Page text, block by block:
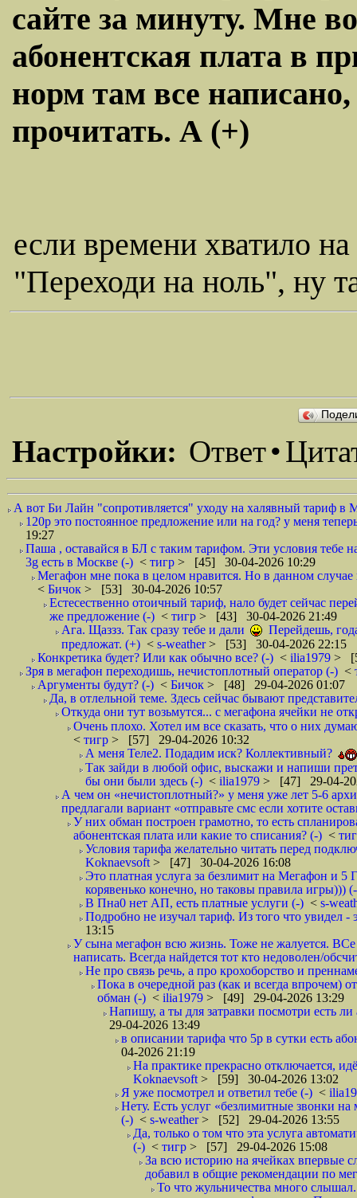
сайте за минуту. Мне
абонентская плата в
норм там все
прочитать. А (+)
если времени хватило
"Переходи на ноль", ну
Настройки: Ответ•
А вот Би Лайн "сопротивляется" уходу на халявный тариф в
120р это постоянное предложение или на год? у меня
19:27
Паша , оставайся в БЛ с таким тарифом. Эти условия
3g есть в Москве (-) < тигр > [45] 30-04-2026 10:29
Мегафон мне пока в целом нравится. Но в данном
< Бичок > [53] 30-04-2026 10:57
Естесественно отоичный тариф, нало будет сейчас
же предложение (-) < тигр > [43] 30-04-2026 21:49
Ага. Щаззз. Так сразу тебе и дали
Перейдешь,
предложат. (+) < s-weather> [53] 30-04-2026 22:15
Конкретика будет? Или как обычно все? (-) < ilia1979 >
Зря в мегафон переходишь, нечистоплотный оператор (-) <
Аргументы будут? (-) < Бичок > [48] 29-04-2026 01:07
Да, в отлельной теме. Здесь сейчас бывают
Откуда они тут возьмутся... с мегафона ячейки не
Очень плохо. Хотел им все сказать, что о них
< тигр > [57] 29-04-2026 10:32
А меня Теле2. Подадим иск? Коллективный?
Так зайди в любой офис, выскажи и напиши
бы они были здесь (-) < ilia1979 > [47] 29-04-
А чем он «нечистоплотный?» у меня уже лет 5-6
предлагали вариант «отправьте смс если хотите
У них обман построен грамотно, то есть
абонентская плата или какие то списания? (-) <
Условия тарифа желательно читать перед
Koknaevsoft > [47] 30-04-2026 16:08
Это платная услуга за безлимит на Мегафон и
корявенько конечно, но таковы правила игры)))
В Пна0 нет АП, есть платные услуги (-) < s-
Подробно не изучал тариф. Из того что увидел -
13:15
У сына мегафон всю жизнь. Тоже не жалуется.
написать. Всегда найдется тот кто недоволен/
Не про связь речь, а про крохоборство и
Пока в очередной раз (как и всегда впрочем)
обман (-) < ilia1979 > [49] 29-04-2026 13:29
Напишу, а ты для затравки посмотри есть
29-04-2026 13:49
в описании тарифа что 5р в сутки есть
04-2026 21:19
На практике прекрасно отключается,
Koknaevsoft > [59] 30-04-2026 13:02
Я уже посмотрел и ответил тебе (-) <
Нету. Есть услуг «безлимитные звонки
(-) < s-weather> [52] 29-04-2026 13:55
Да, только о том что эта услуга
(-) < тигр > [57] 29-04-2026 15:08
За всю историю на ячейках впервые
добавил в общие рекомендации по
То что жульничества много